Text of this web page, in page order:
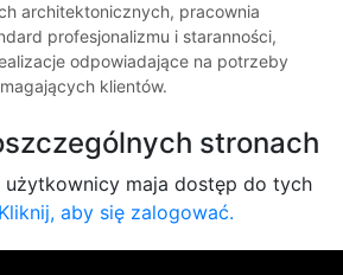
architektonicznych, pracownia
profesjonalizmu i staranności,
odpowiadające na potrzeby
klientów.
stronach
maja dostęp do tych
Kliknij, aby się zalogować.